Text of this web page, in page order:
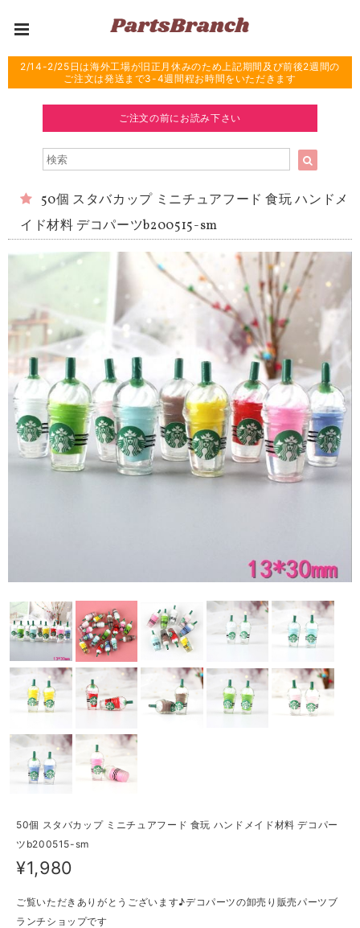
2/14-2/25日は海外工場が旧正月休みのため上記期間及び前後2週間の
ご注文は発送まで3-4週間程お時間をいただきます
ご注文の前にお読み下さい
50個 スタバカップ ミニチュアフード 食玩 ハンドメ
イド材料 デコパーツb200515-sm
50個 スタバカップ ミニチュアフード 食玩 ハンドメイド材料 デコパー
ツb200515-sm
¥1,980
ご覧いただきありがとうございます♪デコパーツの卸売り販売パーツブ
ランチショップです